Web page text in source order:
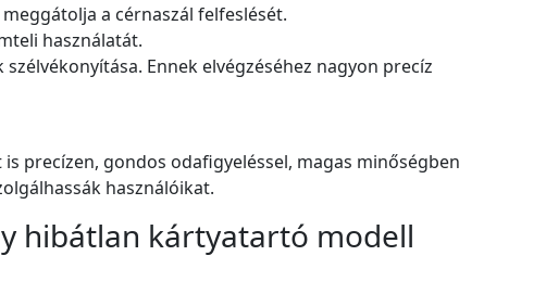
a cérnaszál felfeslését.
használatát.
Ennek elvégzéséhez nagyon precíz
precízen, gondos odafigyeléssel, magas minőségben
használóikat.
hibátlan kártyatartó modell